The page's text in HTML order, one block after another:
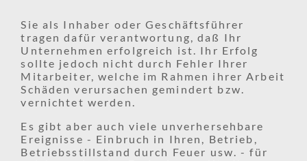
Sie als Inhaber oder Geschäftsführer
tragen dafür verantwortung, daß Ihr
Unternehmen erfolgreich ist. Ihr Erfolg
sollte jedoch nicht durch Fehler Ihrer
Mitarbeiter, welche im Rahmen ihrer Arbeit
Schäden verursachen gemindert bzw.
vernichtet werden.
Es gibt aber auch viele unverhersehbare
Ereignisse - Einbruch in Ihren, Betrieb,
Betriebs­stillstand durch Feuer usw. - für